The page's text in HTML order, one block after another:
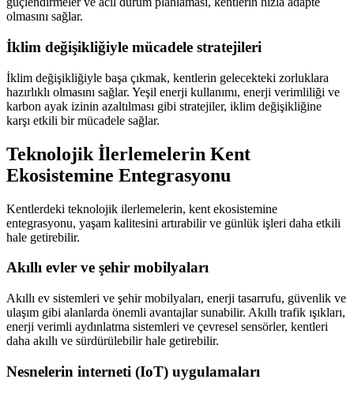
olmasını sağlar.
İklim değişikliğiyle mücadele stratejileri
İklim değişikliğiyle başa çıkmak, kentlerin gelecekteki zorluklara
hazırlıklı olmasını sağlar. Yeşil enerji kullanımı, enerji verimliliği ve
karbon ayak izinin azaltılması gibi stratejiler, iklim değişikliğine
karşı etkili bir mücadele sağlar.
Teknolojik İlerlemelerin Kent
Ekosistemine Entegrasyonu
Kentlerdeki teknolojik ilerlemelerin, kent ekosistemine
entegrasyonu, yaşam kalitesini artırabilir ve günlük işleri daha etkili
hale getirebilir.
Akıllı evler ve şehir mobilyaları
Akıllı ev sistemleri ve şehir mobilyaları, enerji tasarrufu, güvenlik ve
ulaşım gibi alanlarda önemli avantajlar sunabilir. Akıllı trafik ışıkları,
enerji verimli aydınlatma sistemleri ve çevresel sensörler, kentleri
daha akıllı ve sürdürülebilir hale getirebilir.
Nesnelerin interneti (IoT) uygulamaları